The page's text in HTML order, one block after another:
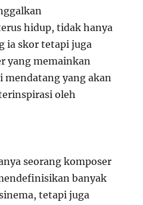
hidup, tidak hanya
ia skor tetapi juga
yang memainkan
mendatang yang akan
oleh
seorang komposer
banyak
tetapi juga